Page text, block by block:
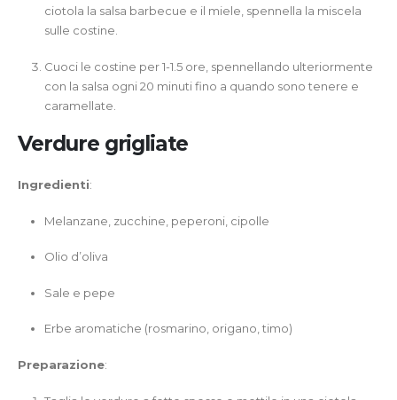
ciotola la salsa barbecue e il miele, spennella la miscela
sulle costine.
Cuoci le costine per 1-1.5 ore, spennellando ulteriormente
con la salsa ogni 20 minuti fino a quando sono tenere e
caramellate.
Verdure grigliate
Ingredienti:
Melanzane, zucchine, peperoni, cipolle
Olio d’oliva
Sale e pepe
Erbe aromatiche (rosmarino, origano, timo)
Preparazione: